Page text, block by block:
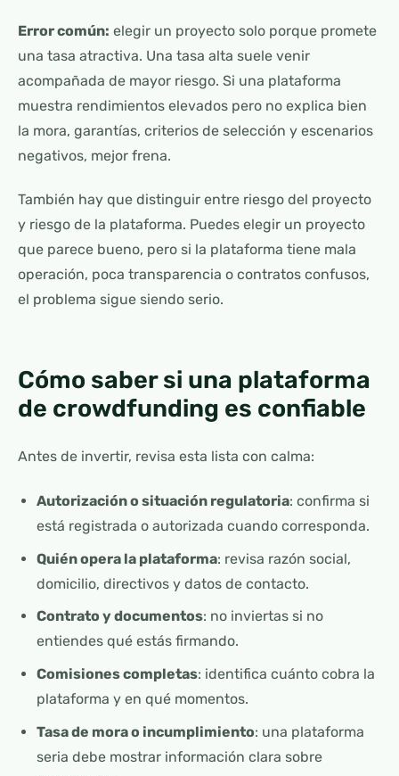
Error común: elegir un proyecto solo porque promete
una tasa atractiva. Una tasa alta suele venir
acompañada de mayor riesgo. Si una plataforma
muestra rendimientos elevados pero no explica bien
la mora, garantías, criterios de selección y escenarios
negativos, mejor frena.
También hay que distinguir entre riesgo del proyecto
y riesgo de la plataforma. Puedes elegir un proyecto
que parece bueno, pero si la plataforma tiene mala
operación, poca transparencia o contratos confusos,
el problema sigue siendo serio.
Cómo saber si una plataforma
de crowdfunding es confiable
Antes de invertir, revisa esta lista con calma:
Autorización o situación regulatoria: confirma si
está registrada o autorizada cuando corresponda.
Quién opera la plataforma: revisa razón social,
domicilio, directivos y datos de contacto.
Contrato y documentos: no inviertas si no
entiendes qué estás firmando.
Comisiones completas: identifica cuánto cobra la
plataforma y en qué momentos.
Tasa de mora o incumplimiento: una plataforma
seria debe mostrar información clara sobre